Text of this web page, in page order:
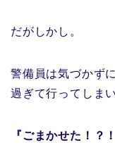
だがしかし。
警備員は気づかず
過ぎて行ってしま
『ごまかせた！？